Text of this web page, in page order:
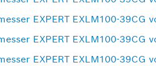
EXPERT EXLM100-
EXPERT EXLM100-39CG
EXPERT EXLM100-39CG